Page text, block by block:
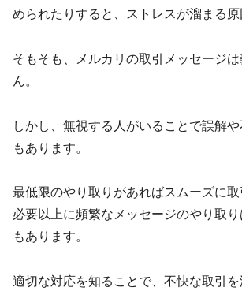
められたりすると、ストレスが溜まる原
そもそも、メルカリの取引メッセージ
ん。
しかし、無視する人がいることで誤解
もあります。
最低限のやり取りがあればスムーズに取
必要以上に頻繁なメッセージのやり取
もあります。
適切な対応を知ることで、不快な取引